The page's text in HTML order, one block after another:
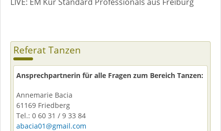
Referat Tanzen
Ansprechpartnerin für alle Fragen zum Bereich Tanzen:
Annemarie Bacia
61169 Friedberg
Tel.: 0 60 31 / 9 33 84
abacia01@gmail.com